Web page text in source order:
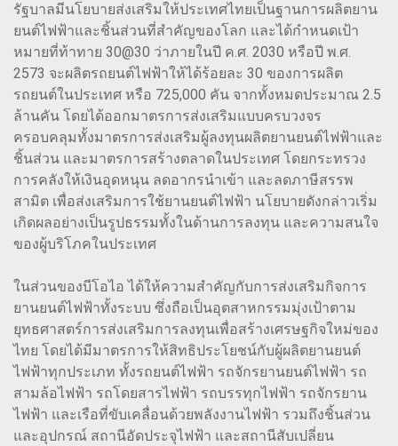
รัฐบาลมีนโยบายส่งเสริมให้ประเทศไทยเป็นฐานการผลิตยาน
ยนต์ไฟฟ้าและชิ้นส่วนที่สำคัญของโลก และได้กำหนดเป้า
หมายที่ท้าทาย 30@30 ว่าภายในปี ค.ศ. 2030 หรือปี พ.ศ.
2573 จะผลิตรถยนต์ไฟฟ้าให้ได้ร้อยละ 30 ของการผลิต
รถยนต์ในประเทศ หรือ 725,000 คัน จากทั้งหมดประมาณ 2.5
ล้านคัน โดยได้ออกมาตรการส่งเสริมแบบครบวงจร
ครอบคลุมทั้งมาตรการส่งเสริมผู้ลงทุนผลิตยานยนต์ไฟฟ้าและ
ชิ้นส่วน และมาตรการสร้างตลาดในประเทศ โดยกระทรวง
การคลังให้เงินอุดหนุน ลดอากรนำเข้า และลดภาษีสรรพ
สามิต เพื่อส่งเสริมการใช้ยานยนต์ไฟฟ้า นโยบายดังกล่าวเริ่ม
เกิดผลอย่างเป็นรูปธรรมทั้งในด้านการลงทุน และความสนใจ
ของผู้บริโภคในประเทศ
ในส่วนของบีโอไอ ได้ให้ความสำคัญกับการส่งเสริมกิจการ
ยานยนต์ไฟฟ้าทั้งระบบ ซึ่งถือเป็นอุตสาหกรรมมุ่งเป้าตาม
ยุทธศาสตร์การส่งเสริมการลงทุนเพื่อสร้างเศรษฐกิจใหม่ของ
ไทย โดยได้มีมาตรการให้สิทธิประโยชน์กับผู้ผลิตยานยนต์
ไฟฟ้าทุกประเภท ทั้งรถยนต์ไฟฟ้า รถจักรยานยนต์ไฟฟ้า รถ
สามล้อไฟฟ้า รถโดยสารไฟฟ้า รถบรรทุกไฟฟ้า รถจักรยาน
ไฟฟ้า และเรือที่ขับเคลื่อนด้วยพลังงานไฟฟ้า รวมถึงชิ้นส่วน
และอุปกรณ์ สถานีอัดประจุไฟฟ้า และสถานีสับเปลี่ยน